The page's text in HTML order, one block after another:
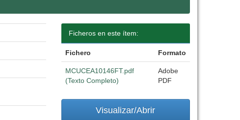
Ficheros en este ítem:
Fichero Formato
MCUCEA10146FT.pdf
(Texto Completo)
Adobe
PDF
Visualizar/Abrir